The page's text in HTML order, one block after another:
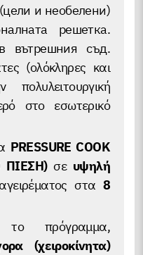
и необелени)
решетка.
вътрешния съд.
(ολόκληρες και
στο εσωτερικό
PRESSURE COOK
σε υψηλή
στα 8
το πρόγραμμα,
(χειροκίνητα)